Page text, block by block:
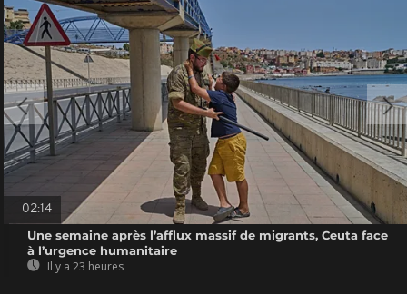
02:14
Une semaine après l’afflux massif de migrants, Ceuta face
à l’urgence humanitaire
Il y a 23 heures